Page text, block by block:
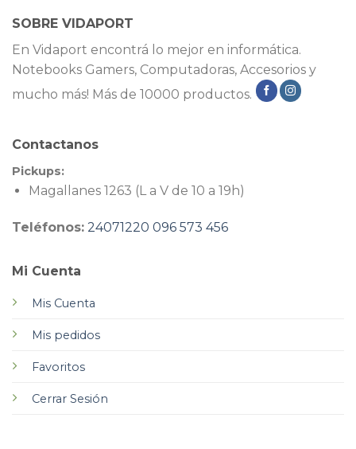
SOBRE VIDAPORT
En Vidaport encontrá lo mejor en informática.
Notebooks Gamers, Computadoras, Accesorios y
mucho más! Más de 10000 productos.
Mi Cuenta
Mis Cuenta
Mis pedidos
Favoritos
Cerrar Sesión
Contactanos
Pickups:
Magallanes 1263 (L a V de 10 a 19h)
Teléfonos: 24071220 096 573 456